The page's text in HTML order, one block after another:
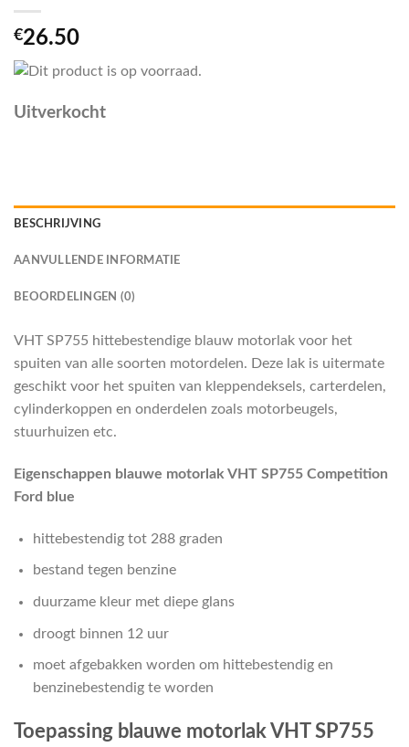
€26.50
Uitverkocht
BESCHRIJVING
AANVULLENDE INFORMATIE
BEOORDELINGEN (0)
VHT SP755 hittebestendige blauw motorlak voor het
spuiten van alle soorten motordelen. Deze lak is uitermate
geschikt voor het spuiten van kleppendeksels, carterdelen,
cylinderkoppen en onderdelen zoals motorbeugels,
stuurhuizen etc.
Eigenschappen blauwe motorlak VHT SP755 Competition
Ford blue
hittebestendig tot 288 graden
bestand tegen benzine
duurzame kleur met diepe glans
droogt binnen 12 uur
moet afgebakken worden om hittebestendig en
benzinebestendig te worden
Toepassing blauwe motorlak VHT SP755